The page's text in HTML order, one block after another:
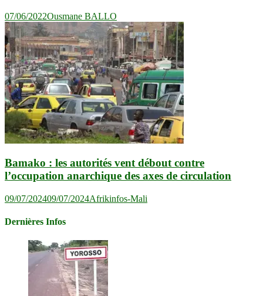
07/06/2022Ousmane BALLO
Bamako : les autorités vent débout contre
l’occupation anarchique des axes de circulation
09/07/202409/07/2024Afrikinfos-Mali
Dernières Infos